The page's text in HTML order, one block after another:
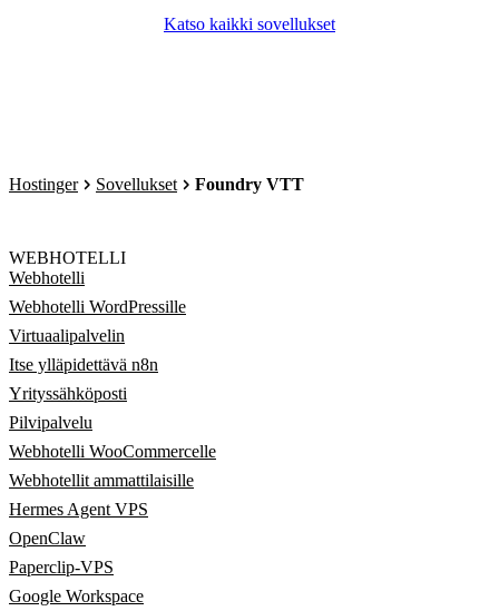
Katso kaikki sovellukset
Hostinger Sovellukset Foundry VTT
WEBHOTELLI
Webhotelli
Webhotelli WordPressille
Virtuaalipalvelin
Itse ylläpidettävä n8n
Yrityssähköposti
Pilvipalvelu
Webhotelli WooCommercelle
Webhotellit ammattilaisille
Hermes Agent VPS
OpenClaw
Paperclip-VPS
Google Workspace